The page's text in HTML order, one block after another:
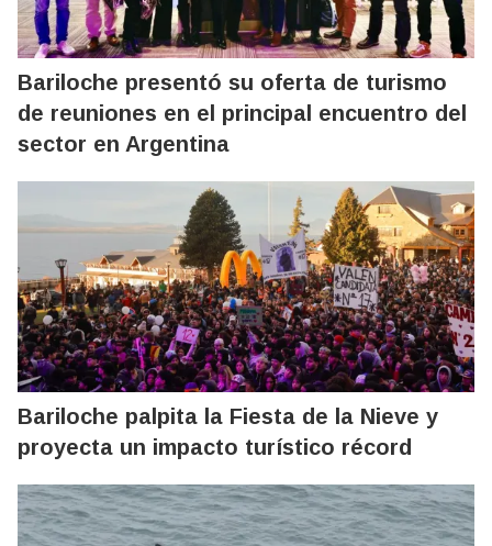
Bariloche presentó su oferta de turismo
de reuniones en el principal encuentro del
sector en Argentina
Bariloche palpita la Fiesta de la Nieve y
proyecta un impacto turístico récord